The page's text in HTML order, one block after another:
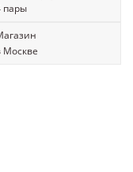
пары
Москве